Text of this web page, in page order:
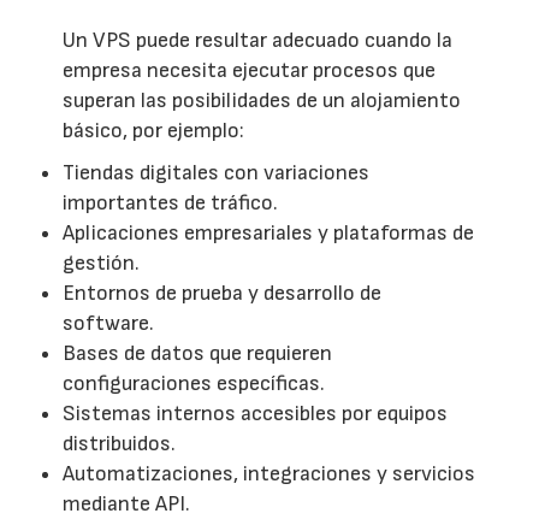
Un VPS puede resultar adecuado cuando la
empresa necesita ejecutar procesos que
superan las posibilidades de un alojamiento
básico, por ejemplo:
Tiendas digitales con variaciones
importantes de tráfico.
Aplicaciones empresariales y plataformas de
gestión.
Entornos de prueba y desarrollo de
software.
Bases de datos que requieren
configuraciones específicas.
Sistemas internos accesibles por equipos
distribuidos.
Automatizaciones, integraciones y servicios
mediante API.